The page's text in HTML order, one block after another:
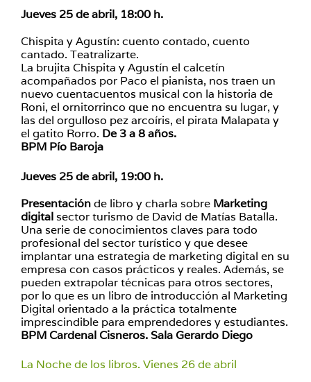
Jueves 25 de abril, 18:00 h.
Chispita y Agustín: cuento contado, cuento
cantado. Teatralizarte.
La brujita Chispita y Agustín el calcetín
acompañados por Paco el pianista, nos traen un
nuevo cuentacuentos musical con la historia de
Roni, el ornitorrinco que no encuentra su lugar, y
las del orgulloso pez arcoíris, el pirata Malapata y
el gatito Rorro. De 3 a 8 años.
BPM Pío Baroja
Jueves 25 de abril, 19:00 h.
Presentaciónde libro y charla sobre Marketing
digitalsector turismo de David de Matías Batalla.
Una serie de conocimientos claves para todo
profesional del sector turístico y que desee
implantar una estrategia de marketing digital en su
empresa con casos prácticos y reales. Además, se
pueden extrapolar técnicas para otros sectores,
por lo que es un libro de introducción al Marketing
Digital orientado a la práctica totalmente
imprescindible para emprendedores y estudiantes.
BPM Cardenal Cisneros. Sala Gerardo Diego
La Noche de los libros. Vienes 26 de abril